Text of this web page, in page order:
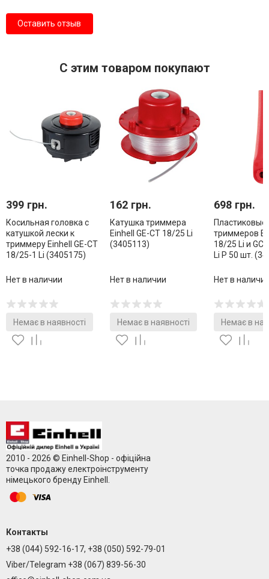
Оставить отзыв
С этим товаром покупают
399 грн.
Косильная головка с
катушкой лески к
триммеру Einhell GE-CT
18/25-1 Li (3405175)
Нет в наличии
Немає в наявності
162 грн.
Катушка триммера
Einhell GE-CT 18/25 Li
(3405113)
Нет в наличии
Немає в наявності
698 грн.
триммеров
18/25 Li и
Li P 50 шт.
Нет в
Немає в
2010 - 2026 © Einhell-Shop - офіційна
точка продажу електроінструменту
німецького бренду Einhell.
Контакты
+38 (044) 592-16-17, +38 (050) 592-79-01
Viber/Telegram +38 (067) 839-56-30